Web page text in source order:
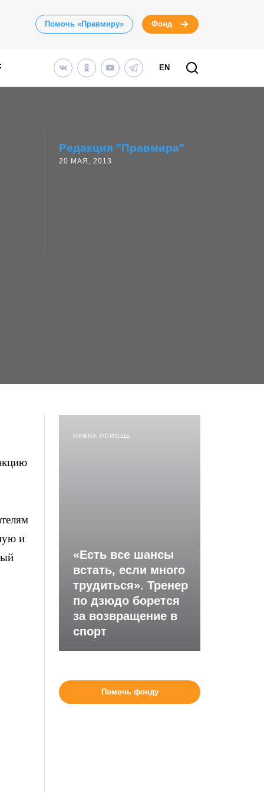
Помочь «Правмиру» Фонд
EN
Редакция "Правмира"
20 МАЯ, 2013
и
НУЖНА ПОМОЩЬ
«Есть все шансы
встать, если много
трудиться». Тренер
по дзюдо борется
за возвращение в
спорт
Помочь фонду